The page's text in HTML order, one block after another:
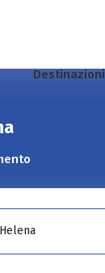
Destinazioni